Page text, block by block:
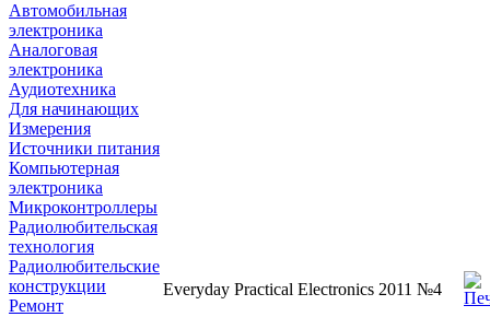
Автомобильная
электроника
Аналоговая
электроника
Аудиотехника
Для начинающих
Измерения
Источники питания
Компьютерная
электроника
Микроконтроллеры
Радиолюбительская
технология
Радиолюбительские
конструкции
Ремонт
Everyday Practical Electronics 2011 №4